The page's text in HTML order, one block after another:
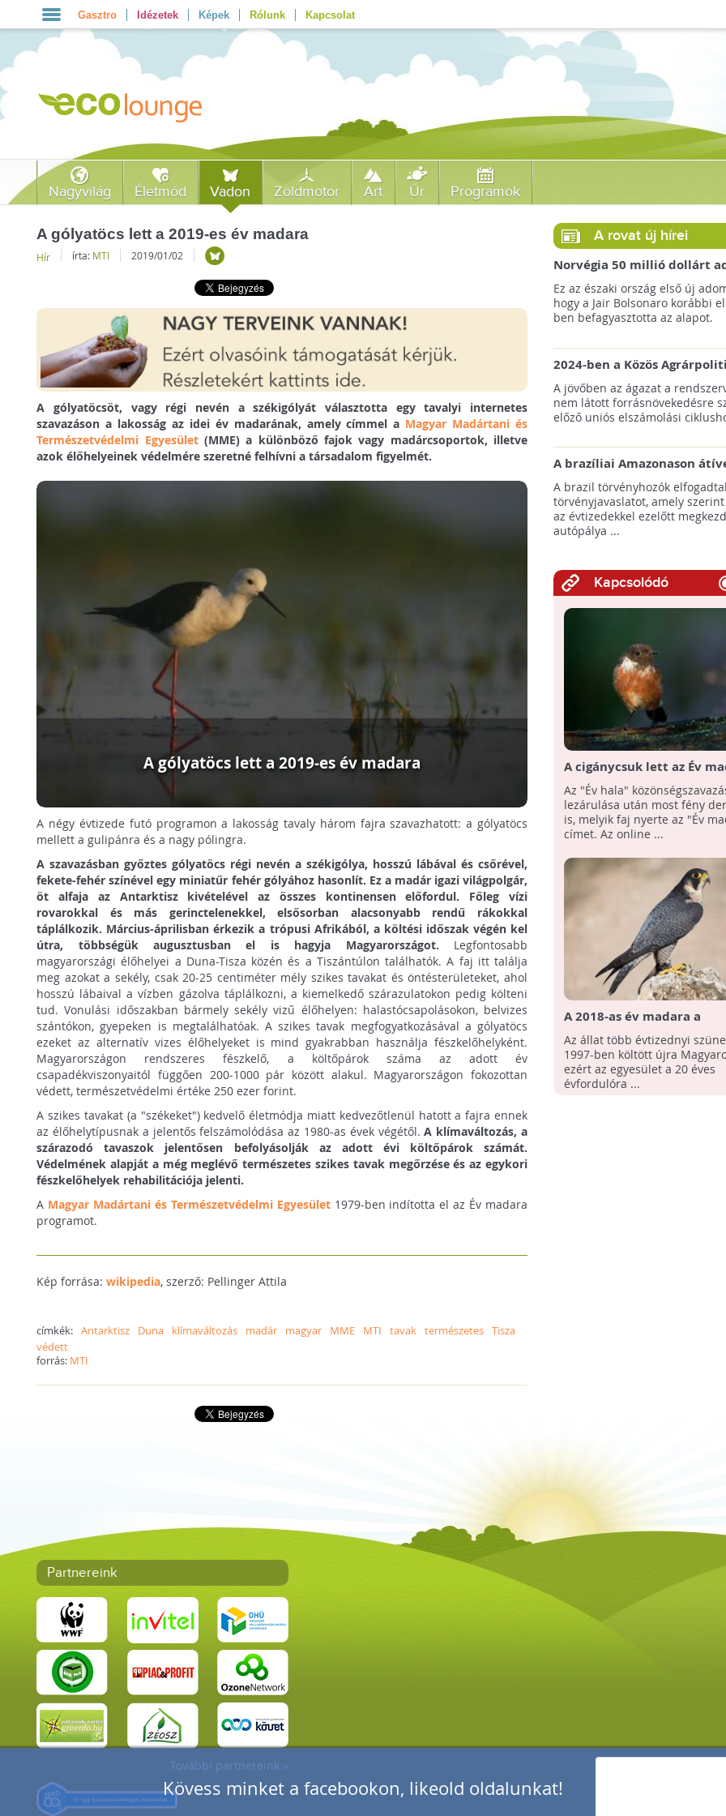
Kövess minket a facebookon, likeold oldalunkat!
Gasztro Idézetek Képek Rólunk Kapcsolat
Nagyvilág Életmód Vadon Zöldmotor Art Űr Programok
A gólyatöcs lett a 2019-es év madara
Hír írta: MTI 2019/01/02
A gólyatöcsöt, vagy régi nevén a székigólyát választotta egy tavalyi internetes
szavazáson a lakosság az idei év madarának, amely címmel a Magyar Madártani és
Természetvédelmi Egyesület(MME) a különböző fajok vagy madárcsoportok, illetve
azok élőhelyeinek védelmére szeretné felhívni a társadalom figyelmét.
A gólyatöcs lett a 2019-es év madara
A négy évtizede futó programon a lakosság tavaly három fajra szavazhatott: a gólyatöcs
mellett a gulipánra és a nagy pólingra.
A szavazásban győztes gólyatöcs régi nevén a székigólya, hosszú lábával és csőrével,
fekete-fehér színével egy miniatűr fehér gólyához hasonlít. Ez a madár igazi világpolgár,
öt alfaja az Antarktisz kivételével az összes kontinensen előfordul. Főleg vízi
rovarokkal és más gerinctelenekkel, elsősorban alacsonyabb rendű rákokkal
táplálkozik. Március-áprilisban érkezik a trópusi Afrikából, a költési időszak végén kel
útra, többségük augusztusban el is hagyja Magyarországot. Legfontosabb
magyarországi élőhelyei a Duna-Tisza közén és a Tiszántúlon találhatók. A faj itt találja
meg azokat a sekély, csak 20-25 centiméter mély szikes tavakat és öntésterületeket, ahol
hosszú lábaival a vízben gázolva táplálkozni, a kiemelkedő szárazulatokon pedig költeni
tud. Vonulási időszakban bármely sekély vizű élőhelyen: halastócsapolásokon, belvizes
szántókon, gyepeken is megtalálhatóak. A szikes tavak megfogyatkozásával a gólyatöcs
ezeket az alternatív vizes élőhelyeket is mind gyakrabban használja fészkelőhelyként.
Magyarországon rendszeres fészkelő, a költőpárok száma az adott év
csapadékviszonyaitól függően 200-1000 pár között alakul. Magyarországon fokozottan
védett, természetvédelmi értéke 250 ezer forint.
A szikes tavakat (a "székeket") kedvelő életmódja miatt kedvezőtlenül hatott a fajra ennek
az élőhelytípusnak a jelentős felszámolódása az 1980-as évek végétől.A klímaváltozás, a
szárazodó tavaszok jelentősen befolyásolják az adott évi költőpárok számát.
Védelmének alapját a még meglévő természetes szikes tavak megőrzése és az egykori
fészkelőhelyek rehabilitációja jelenti.
A Magyar Madártani és Természetvédelmi Egyesület1979-ben indította el az Év madara
programot.
Kép forrása:wikipedia, szerző: Pellinger Attila
címkék:Antarktisz Duna klímaváltozás madár magyar MME MTI tavak természetes Tisza
védett
forrás: MTI
A rovat új hírei
Norvégia 50 millió dollárt
a brazil Amazonas-alapnak a
erdőirtás miatt
Ez az északi ország első új
hogy a Jair Bolsonaro korábbi
ben befagyasztotta az alapot.
2024-ben a Közös
keretein belül az
pályázatok az elsők között
majd meg
A jövőben az ágazat a
nem látott forrásnövekedésre
előző uniós elszámolási
A brazíliai Amazonason
autópálya robbanásszerű
erdőirtást indíthat el
A brazil törvényhozók
törvényjavaslatot, amely
az évtizedekkel ezelőtt
autópálya ...
Kapcsolódó
A cigánycsuk lett az Év
2021-ben!
Az "Év hala"
lezárulása után most fény
is, melyik faj nyerte az "Év
címet. Az online ...
A 2018-as év madara a
vándorsólyom
Az állat több évtizednyi
1997-ben költött újra
ezért az egyesület a 20 éves
évfordulóra ...
Partnereink
További partnereink »